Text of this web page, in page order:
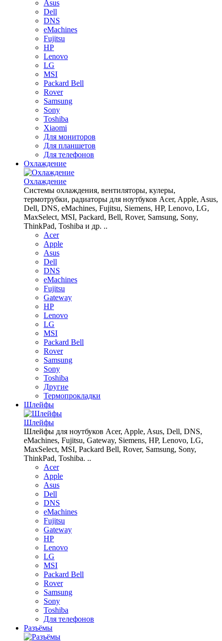
Asus
Dell
DNS
eMachines
Fujitsu
HP
Lenovo
LG
MSI
Packard Bell
Rover
Samsung
Sony
Toshiba
Xiaomi
Для мониторов
Для планшетов
Для телефонов
Охлаждение
Охлаждение
Системы охлаждения, вентиляторы, кулеры,
термотрубки, радиаторы для ноутбуков Acer, Apple, Asus,
Dell, DNS, eMachines, Fujitsu, Siemens, HP, Lenovo, LG,
MaxSelect, MSI, Packard, Bell, Rover, Samsung, Sony,
ThinkPad, Toshiba и др. ..
Acer
Apple
Asus
Dell
DNS
eMachines
Fujitsu
Gateway
HP
Lenovo
LG
MSI
Packard Bell
Rover
Samsung
Sony
Toshiba
Другие
Термопрокладки
Шлейфы
Шлейфы
Шлейфы для ноутбуков Acer, Apple, Asus, Dell, DNS,
eMachines, Fujitsu, Gateway, Siemens, HP, Lenovo, LG,
MaxSelect, MSI, Packard Bell, Rover, Samsung, Sony,
ThinkPad, Toshiba. ..
Acer
Apple
Asus
Dell
DNS
eMachines
Fujitsu
Gateway
HP
Lenovo
LG
MSI
Packard Bell
Rover
Samsung
Sony
Toshiba
Для телефонов
Разъёмы